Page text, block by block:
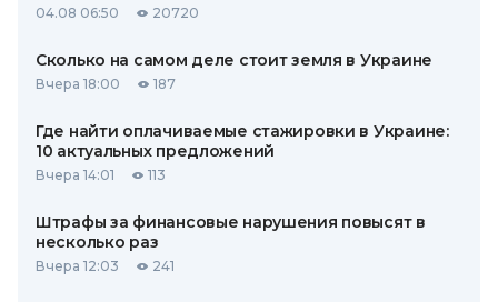
04.08 06:50 20720
Сколько на самом деле стоит земля в Украине
Вчера 18:00 187
Где найти оплачиваемые стажировки в Украине:
10 актуальных предложений
Вчера 14:01 113
Штрафы за финансовые нарушения повысят в
несколько раз
Вчера 12:03 241